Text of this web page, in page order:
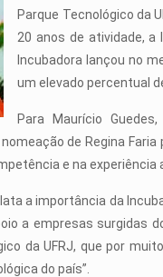
Parque Tecnológico da
20 anos de atividade,
Incubadora lançou no
um elevado percentual
Para Maurício
de Regina
e na
a importância da
a empresas surgidas
da UFRJ, que por
do país”.